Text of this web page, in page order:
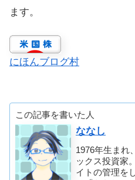
ます。
にほんブログ村
この記事を書いた人
ななし
1976年生まれ
ックス投資家
イトの管理を